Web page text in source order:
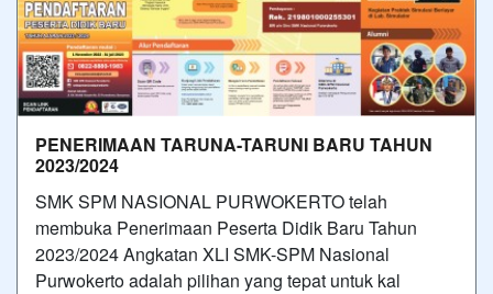
PENERIMAAN TARUNA-TARUNI BARU TAHUN
2023/2024
SMK SPM NASIONAL PURWOKERTO telah
membuka Penerimaan Peserta Didik Baru Tahun
2023/2024 Angkatan XLI SMK-SPM Nasional
Purwokerto adalah pilihan yang tepat untuk kal